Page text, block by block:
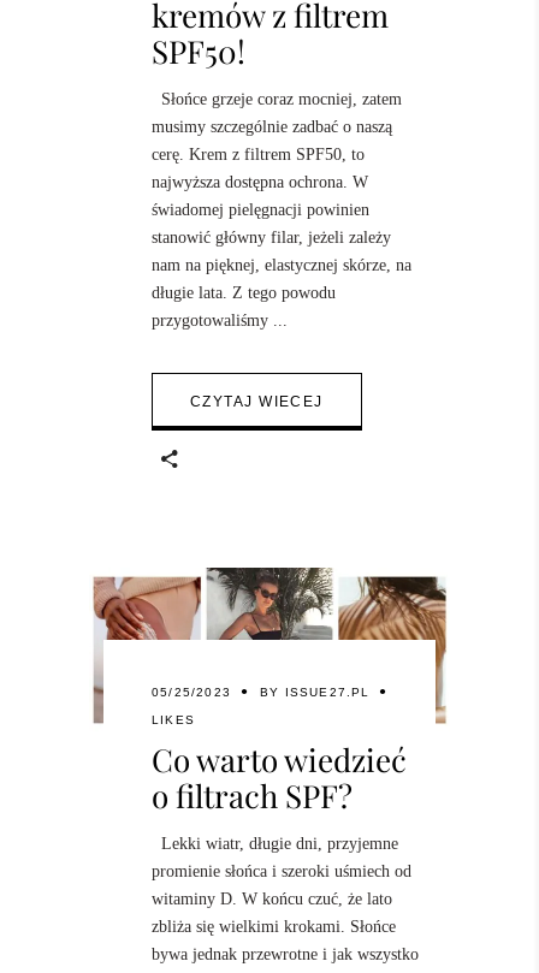
kremów z filtrem
SPF50!
Słońce grzeje coraz mocniej, zatem
musimy szczególnie zadbać o naszą
cerę. Krem z filtrem SPF50, to
najwyższa dostępna ochrona. W
świadomej pielęgnacji powinien
stanowić główny filar, jeżeli zależy
nam na pięknej, elastycznej skórze, na
długie lata. Z tego powodu
przygotowaliśmy
CZYTAJ WIECEJ
05/25/2023 BY ISSUE27.PL
LIKES
Co warto wiedzieć
o filtrach SPF?
Lekki wiatr, długie dni, przyjemne
promienie słońca i szeroki uśmiech od
witaminy D. W końcu czuć, że lato
zbliża się wielkimi krokami. Słońce
bywa jednak przewrotne i jak wszystko